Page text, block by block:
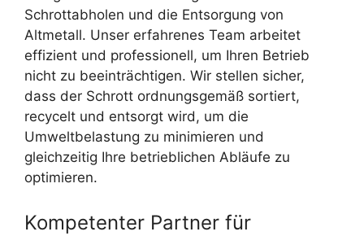
Schrottabholen und die Entsorgung von
Altmetall. Unser erfahrenes Team arbeitet
effizient und professionell, um Ihren Betrieb
nicht zu beeinträchtigen. Wir stellen sicher,
dass der Schrott ordnungsgemäß sortiert,
recycelt und entsorgt wird, um die
Umweltbelastung zu minimieren und
gleichzeitig Ihre betrieblichen Abläufe zu
optimieren.
Kompetenter Partner für